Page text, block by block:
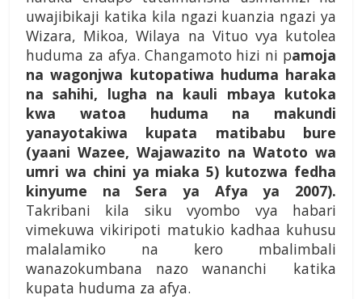
uwajibikaji katika kila ngazi kuanzia ngazi ya
Wizara, Mikoa, Wilaya na Vituo vya kutolea
huduma za afya. Changamoto hizi ni pamoja
na wagonjwa kutopatiwa huduma haraka
na sahihi, lugha na kauli mbaya kutoka
kwa watoa huduma na makundi
yanayotakiwa kupata matibabu bure
(yaani Wazee, Wajawazito na Watoto wa
umri wa chini ya miaka 5) kutozwa fedha
kinyume na Sera ya Afya ya 2007).
Takribani kila siku vyombo vya habari
vimekuwa vikiripoti matukio kadhaa kuhusu
malalamiko na kero mbalimbali
wanazokumbana nazo wananchi katika
kupata huduma za afya.